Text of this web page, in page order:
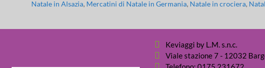
Natale in Alsazia, Mercatini di Natale in Germania, Natale in crociera,
Keviaggi by L.M. s.n.c.
Viale stazione 7 - 12032